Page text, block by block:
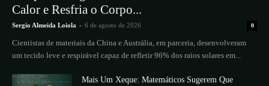
Calor e Resfria o Corpo...
Sergio Almeida Loiola - 6 de agosto de 2026 0
Cientistas de materiais da China e Austrália, em parceria, desenvolveram
um tecido leve e respirável capaz de refletir 96% dos raios solares em...
Mais Um Xeque: Matemáticos Sugerem Que